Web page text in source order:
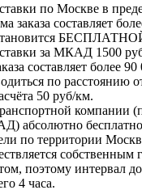
по Москве в
заказа составляет
за МКАД 1500
составляет более
по
50 руб/км.
компании
абсолютно
по территории
собственным
поэтому интервал
4 часа.